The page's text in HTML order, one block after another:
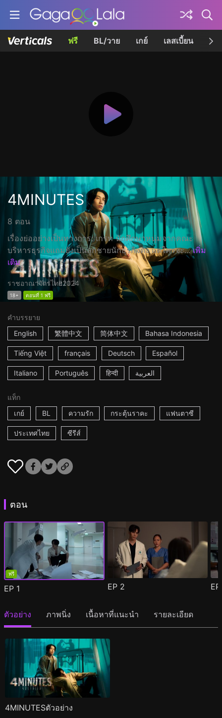
ฟรี BL/วาย เกย์ เลสเบี้ยน เค
4MINUTES
8 ตอน
เรื่องย่ออย่างเป็นทางการ: เกรท นักศึกษาหนุ่มจากคณะ
บริหารธุรกิจแถมยังเป็นลูกชายนักธุรกิจดัง แต่ใครจะ... เพิ่ม
เติม
ราชอาณาจักรไทย2024
18+ ตอนที่ 1 ฟรี
คำบรรยาย
English
繁體中文 简体中文 Bahasa Indonesia
Tiếng Việt français Deutsch Español
Italiano Português हिन्दी العربية
แท็ก
เกย์
BL ความรัก กระตุ้นราคะ แฟนตาซี
ประเทศไทย ซีรีส์
ตอน
ฟรี
EP 1 EP 2
ตัวอย่าง ภาพนิ่ง เนื้อหาที่แนะนำ รายละเอียด
4MINUTESตัวอย่าง